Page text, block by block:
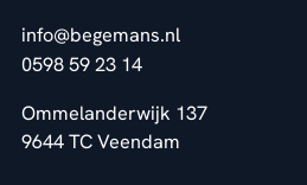
info@begemans.nl
0598 59 23 14
Ommelanderwijk 137
9644 TC Veendam